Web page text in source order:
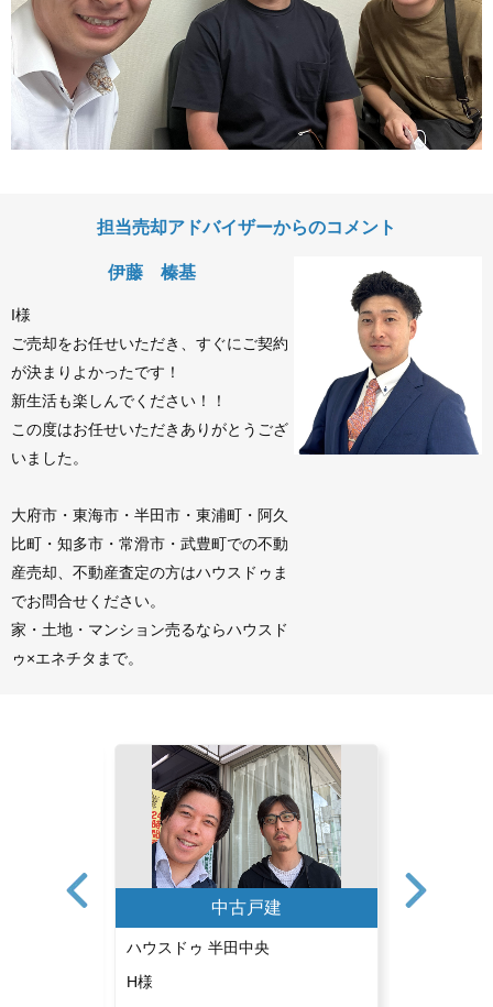
担当売却アドバイザーからのコメント
伊藤 榛基
I様
ご売却をお任せいただき、すぐにご契約
が決まりよかったです！
新生活も楽しんでください！！
この度はお任せいただきありがとうござ
いました。
大府市・東海市・半田市・東浦町・阿久
比町・知多市・常滑市・武豊町での不動
産売却、不動産査定の方はハウスドゥま
でお問合せください。
家・土地・マンション売るならハウスド
ゥ×エネチタまで。
中古戸建
ハウスドゥ 半田中央
H様